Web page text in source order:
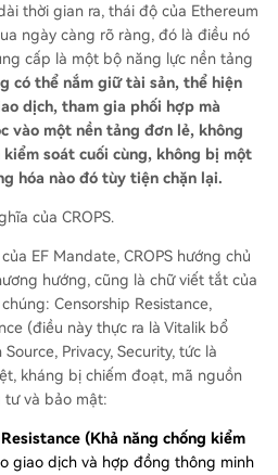
thời gian ra, thái độ của Ethereum
ngày càng rõ ràng, đó là điều nó
cấp là một bộ năng lực nền tảng
có thể nắm giữ tài sản, thể hiện
dịch, tham gia phối hợp mà
vào một nền tảng đơn lẻ, không
soát cuối cùng, không bị một
hóa nào đó tùy tiện chặn lại.
của CROPS.
EF Mandate, CROPS hướng chủ
hướng, cũng là chữ viết tắt của
Censorship Resistance,
(điều này thực ra là Vitalik bổ
Privacy, Security, tức là
kháng bị chiếm đoạt, mã nguồn
tư và bảo mật:
(Khả năng chống kiểm
giao dịch và hợp đồng thông minh